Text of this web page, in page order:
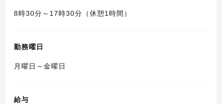
8時30分～17時30分（休憩1時間）
勤務曜日
月曜日～金曜日
給与